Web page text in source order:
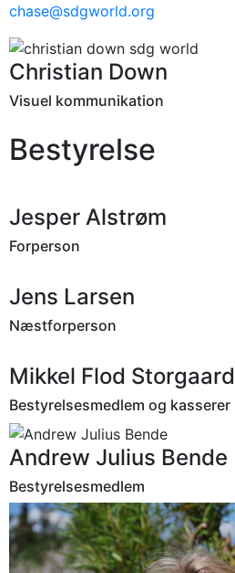
chase@sdgworld.org
Christian Down
Visuel kommunikation
Bestyrelse
Jesper Alstrøm
Forperson
Jens Larsen
Næstforperson
Mikkel Flod Storgaard
Bestyrelsesmedlem og kasserer
Andrew Julius Bende
Bestyrelsesmedlem